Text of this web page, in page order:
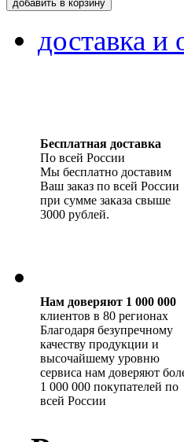
доставка и
Бесплатная доставка
По всей России
Мы бесплатно доставим
Ваш заказ по всей России
при сумме заказа свыше
3000 рублей.
Нам доверяют 1 000 000
клиентов в 80 регионах
Благодаря безупречному
качеству продукции и
высочайшему уровню
сервиса нам доверяют
1 000 000 покупателей по
всей России